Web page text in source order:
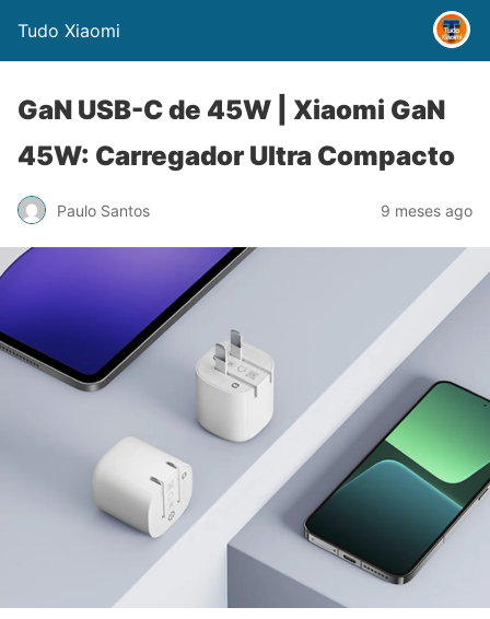
Tudo Xiaomi
GaN USB-C de 45W | Xiaomi GaN
45W: Carregador Ultra Compacto
Paulo Santos 9 meses ago